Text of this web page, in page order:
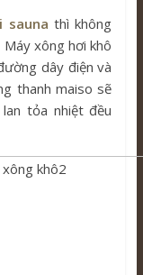
sauna thì không
xông hơi khô
dây điện và
thanh maiso sẽ
tỏa nhiệt đều